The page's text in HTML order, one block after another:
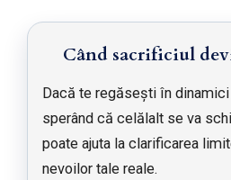
Când sacrificiul
Dacă te regăsești în
sperând că celălalt se va
poate ajuta la clarificarea
nevoilor tale reale.